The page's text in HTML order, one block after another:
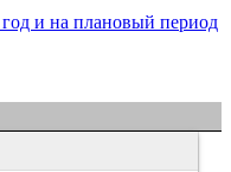
и на плановый период